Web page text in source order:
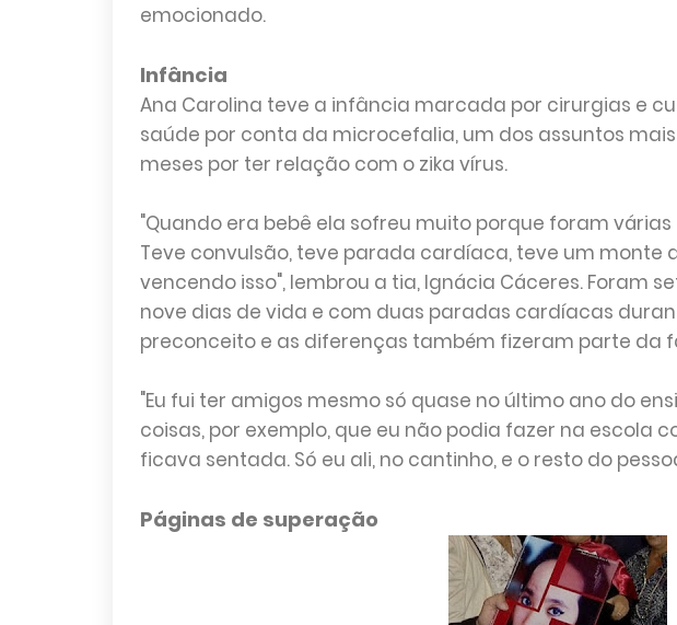
emocionado.
Infância
Ana Carolina teve a infância marcada por cirurgias e
saúde por conta da microcefalia, um dos assuntos
meses por ter relação com o zika vírus.
"Quando era bebê ela sofreu muito porque foram
Teve convulsão, teve parada cardíaca, teve um monte
vencendo isso", lembrou a tia, Ignácia Cáceres. Foram
nove dias de vida e com duas paradas cardíacas
preconceito e as diferenças também fizeram parte da
"Eu fui ter amigos mesmo só quase no último ano do
coisas, por exemplo, que eu não podia fazer na escola
ficava sentada. Só eu ali, no cantinho, e o resto do
Páginas de superação